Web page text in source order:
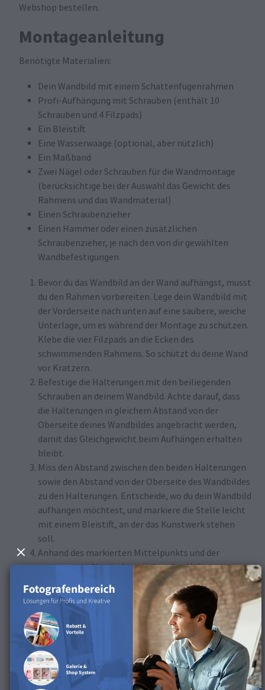
Webshop bestellen.
Montageanleitung
Benötigte Materialien:
Dein Wandbild mit einem Schattenfugenrahmen
Profi-Aufhängung mit Schrauben (enthält 10
Schrauben und 4 Filzpads)
Ein Bleistift
Eine Wasserwaage (optional, aber nützlich)
Ein Maßband
Zwei Nägel oder Schrauben für die Wandmontage
(berücksichtige bei der Auswahl das Gewicht des
Rahmens und das Wandmaterial)
Einen Schraubenzieher
Einen Hammer oder einen zusätzlichen
Schraubenzieher, je nach den von dir gewählten
Wandbefestigungen
Bevor du das Wandbild an der Wand aufhängst, musst
du den Rahmen vorbereiten. Lege dein Wandbild mit
der Vorderseite nach unten auf eine saubere, weiche
Unterlage, um es während der Montage zu schützen.
Klebe die vier Filzpads an die Ecken des
schwimmenden Rahmens. So schützt du deine Wand
vor Kratzern.
Befestige die Halterungen mit den beiliegenden
Schrauben an deinem Wandbild. Achte darauf, dass
die Halterungen in gleichem Abstand von der
Oberseite deines Wandbildes angebracht werden,
damit das Gleichgewicht beim Aufhängen erhalten
bleibt.
Miss den Abstand zwischen den beiden Halterungen
sowie den Abstand von der Oberseite des Wandbildes
zu den Halterungen. Entscheide, wo du dein Wandbild
aufhängen möchtest, und markiere die Stelle leicht
mit einem Bleistift, an der das Kunstwerk stehen
soll.
Anhand des markierten Mittelpunkts und der
gemessenen Abstände zwischen den Halterungen
und von der Oberseite des Wandbildes zu den
Halterungen markierst du die beiden Stellen, an
denen die Schrauben oder Nägel in die Wand
geschlagen werden sollen. Wenn du eine
Wasserwaage hast, kannst du sie hier benutzen, um
sicherzustellen, dass die Markierungen gerade sind.
Setz die Nägel oder Schrauben mit einem Hammer
oder Schraubenzieher vorsichtig an den markierten